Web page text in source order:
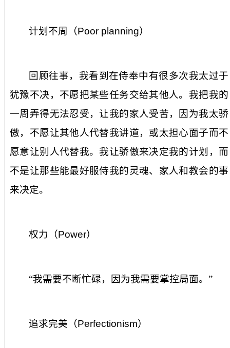
计划不周（Poor planning）
回顾往事，我看到在侍奉中有很多次我太过于
犹豫不决，不愿把某些任务交给其他人。我把我的
一周弄得无法忍受，让我的家人受苦，因为我太骄
傲，不愿让其他人代替我讲道，或太担心面子而不
愿意让别人代替我。我让骄傲来决定我的计划，而
不是让那些能最好服侍我的灵魂、家人和教会的事
来决定。
权力（Power）
“我需要不断忙碌，因为我需要掌控局面。”
追求完美（Perfectionism）